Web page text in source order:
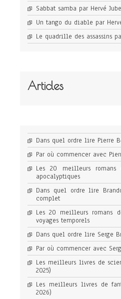
Sabbat samba par Hervé
Un tango du diable par
Le quadrille des assassins
Articles
Dans quel ordre lire Pierre
Par où commencer avec
Les 20 meilleurs
apocalyptiques
Dans quel ordre lire
complet
Les 20 meilleurs romans
voyages temporels
Dans quel ordre lire Serge
Par où commencer avec
Les meilleurs livres de
2025)
Les meilleurs livres de
2026)